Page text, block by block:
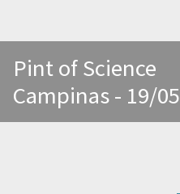
Pint of Science
Campinas - 19/05